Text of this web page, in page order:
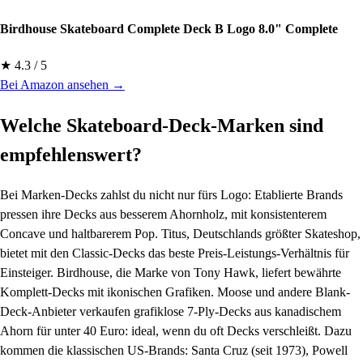
Birdhouse Skateboard Complete Deck B Logo 8.0" Complete
★ 4.3 / 5
Bei Amazon ansehen →
Welche Skateboard-Deck-Marken sind
empfehlenswert?
Bei Marken-Decks zahlst du nicht nur fürs Logo: Etablierte Brands
pressen ihre Decks aus besserem Ahornholz, mit konsistenterem
Concave und haltbarerem Pop. Titus, Deutschlands größter Skateshop,
bietet mit den Classic-Decks das beste Preis-Leistungs-Verhältnis für
Einsteiger. Birdhouse, die Marke von Tony Hawk, liefert bewährte
Komplett-Decks mit ikonischen Grafiken. Moose und andere Blank-
Deck-Anbieter verkaufen grafiklose 7-Ply-Decks aus kanadischem
Ahorn für unter 40 Euro: ideal, wenn du oft Decks verschleißt. Dazu
kommen die klassischen US-Brands: Santa Cruz (seit 1973), Powell